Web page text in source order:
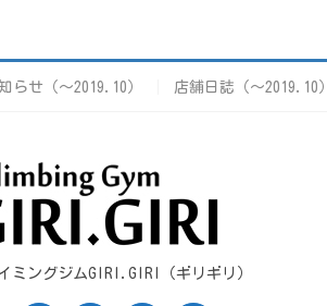
らせ（〜2019.10） 店舗日誌（〜2019.10）
ミングジムGIRI.GIRI（ギリギリ）